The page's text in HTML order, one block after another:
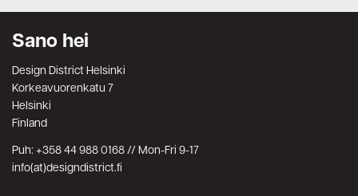
Sano hei
Design District Helsinki
Korkeavuorenkatu 7
Helsinki
Finland
Puh: +358 44 988 0168 // Mon-Fri 9-17
info(at)designdistrict.fi